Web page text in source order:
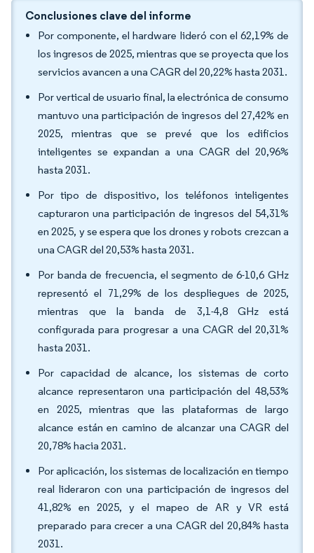
Conclusiones clave del informe
Por componente, el hardware lideró con el 62,19% de
los ingresos de 2025, mientras que se proyecta que los
servicios avancen a una CAGR del 20,22% hasta 2031.
Por vertical de usuario final, la electrónica de consumo
mantuvo una participación de ingresos del 27,42% en
2025, mientras que se prevé que los edificios
inteligentes se expandan a una CAGR del 20,96%
hasta 2031.
Por tipo de dispositivo, los teléfonos inteligentes
capturaron una participación de ingresos del 54,31%
en 2025, y se espera que los drones y robots crezcan a
una CAGR del 20,53% hasta 2031.
Por banda de frecuencia, el segmento de 6-10,6 GHz
representó el 71,29% de los despliegues de 2025,
mientras que la banda de 3,1-4,8 GHz está
configurada para progresar a una CAGR del 20,31%
hasta 2031.
Por capacidad de alcance, los sistemas de corto
alcance representaron una participación del 48,53%
en 2025, mientras que las plataformas de largo
alcance están en camino de alcanzar una CAGR del
20,78% hacia 2031.
Por aplicación, los sistemas de localización en tiempo
real lideraron con una participación de ingresos del
41,82% en 2025, y el mapeo de AR y VR está
preparado para crecer a una CAGR del 20,84% hasta
2031.